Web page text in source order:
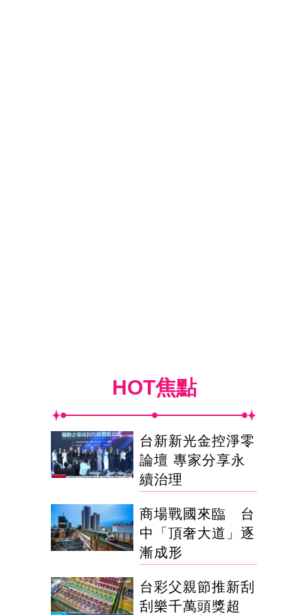
HOT焦點
台新新光金控淨零
論壇 專家分享永
續治理
商場戰國來臨 台
中「頂奢大道」逐
漸成形
台彩父親節推新刮
刮樂千萬頭獎超